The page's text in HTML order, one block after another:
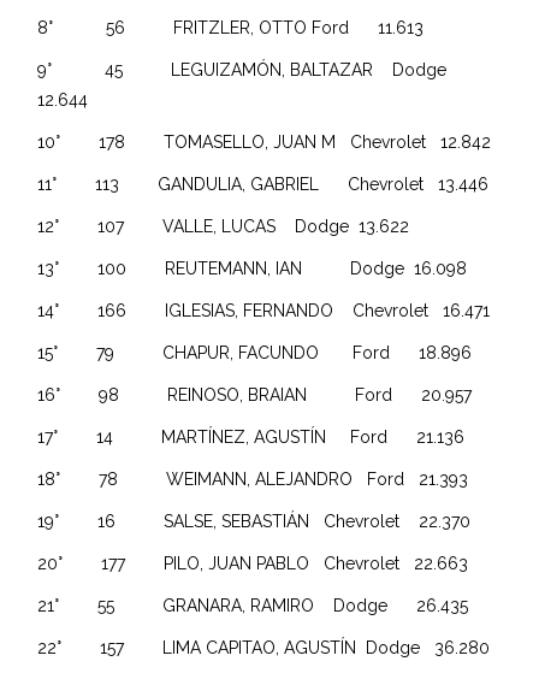
8° 56 FRITZLER, OTTO Ford 11.613
9° 45 LEGUIZAMÓN, BALTAZAR Dodge
12.644
10° 178 TOMASELLO, JUAN M Chevrolet 12.842
11° 113 GANDULIA, GABRIEL Chevrolet 13.446
12° 107 VALLE, LUCAS Dodge 13.622
13° 100 REUTEMANN, IAN Dodge 16.098
14° 166 IGLESIAS, FERNANDO Chevrolet 16.471
15° 79 CHAPUR, FACUNDO Ford 18.896
16° 98 REINOSO, BRAIAN Ford 20.957
17° 14 MARTÍNEZ, AGUSTÍN Ford 21.136
18° 78 WEIMANN, ALEJANDRO Ford 21.393
19° 16 SALSE, SEBASTIÁN Chevrolet 22.370
20° 177 PILO, JUAN PABLO Chevrolet 22.663
21° 55 GRANARA, RAMIRO Dodge 26.435
22° 157 LIMA CAPITAO, AGUSTÍN Dodge 36.280